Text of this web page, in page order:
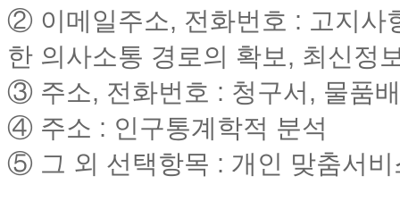
② 이메일주소, 전화번호 : 고지사
한 의사소통 경로의 확보, 최신정
③ 주소, 전화번호 : 청구서, 물품
④ 주소 : 인구통계학적 분석
⑤ 그 외 선택항목 : 개인 맞춤서